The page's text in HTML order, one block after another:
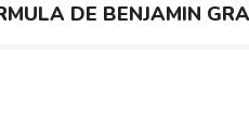
DE BENJAMIN